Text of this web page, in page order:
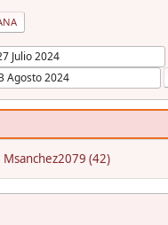
Msanchez2079 (42)